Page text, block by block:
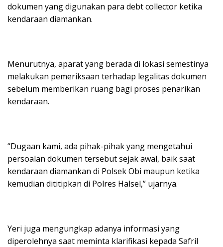
dokumen yang digunakan para debt collector ketika
kendaraan diamankan.
Menurutnya, aparat yang berada di lokasi semestinya
melakukan pemeriksaan terhadap legalitas dokumen
sebelum memberikan ruang bagi proses penarikan
kendaraan.
“Dugaan kami, ada pihak-pihak yang mengetahui
persoalan dokumen tersebut sejak awal, baik saat
kendaraan diamankan di Polsek Obi maupun ketika
kemudian dititipkan di Polres Halsel,” ujarnya.
Yeri juga mengungkap adanya informasi yang
diperolehnya saat meminta klarifikasi kepada Safril